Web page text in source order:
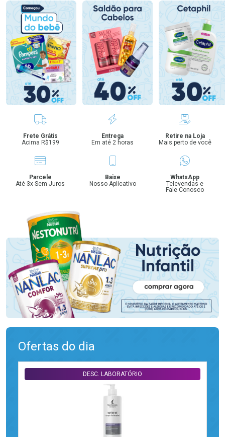
Benefícios
Frete Grátis
Acima R$199
Entrega
Em até 2 horas
Retire na Loja
Mais perto de você
Parcele
Até 3x Sem Juros
Baixe
Nosso Aplicativo
WhatsApp
Televendas e
Fale Conosco
Ofertas do dia
DESC. LABORATÓRIO